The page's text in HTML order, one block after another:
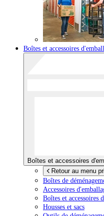
Boîtes et accessoires
Boîtes et accessoires
Retour au menu
Boîtes de
Accessoires
Boîtes et accessoires
Housses et sacs